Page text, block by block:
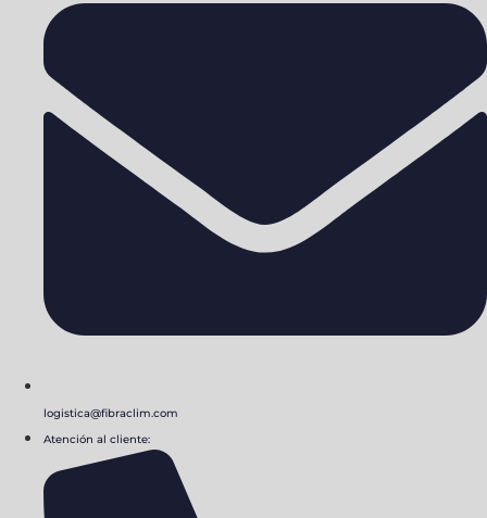
logistica@fibraclim.com
Atención al cliente: